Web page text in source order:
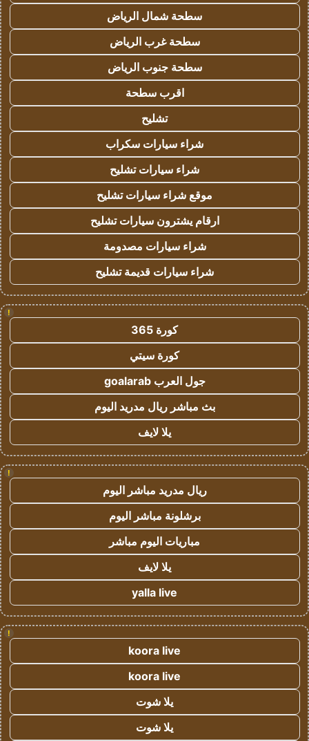
سطحة شمال الرياض
سطحة غرب الرياض
سطحة جنوب الرياض
اقرب سطحة
تشليح
شراء سيارات سكراب
شراء سيارات تشليح
موقع شراء سيارات تشليح
ارقام يشترون سيارات تشليح
شراء سيارات مصدومة
شراء سيارات قديمة تشليح
!
كورة 365
كورة سيتي
جول العرب goalarab
بث مباشر ريال مدريد اليوم
يلا لايف
!
ريال مدريد مباشر اليوم
برشلونة مباشر اليوم
مباريات اليوم مباشر
يلا لايف
yalla live
!
koora live
koora live
يلا شوت
يلا شوت